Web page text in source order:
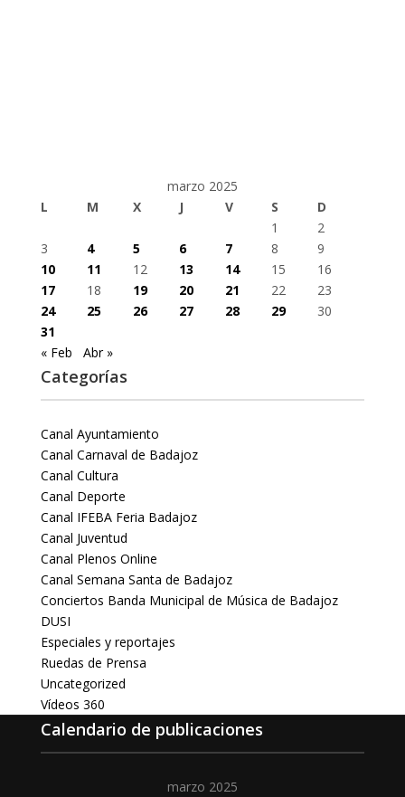
marzo 2025
L
M X J V S
D
1
2
3
4 5 6 7 8
9
10
11 12 13 14 15
16
17
18 19 20 21 22
23
24
25 26 27 28 29
30
31
« Feb
Abr »
Categorías
Canal Ayuntamiento
Canal Carnaval de Badajoz
Canal Cultura
Canal Deporte
Canal IFEBA Feria Badajoz
Canal Juventud
Canal Plenos Online
Canal Semana Santa de Badajoz
Conciertos Banda Municipal de Música de Badajoz
DUSI
Especiales y reportajes
Ruedas de Prensa
Uncategorized
Vídeos 360
Calendario de publicaciones
marzo 2025